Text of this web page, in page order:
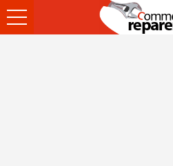
Ouvrir
le